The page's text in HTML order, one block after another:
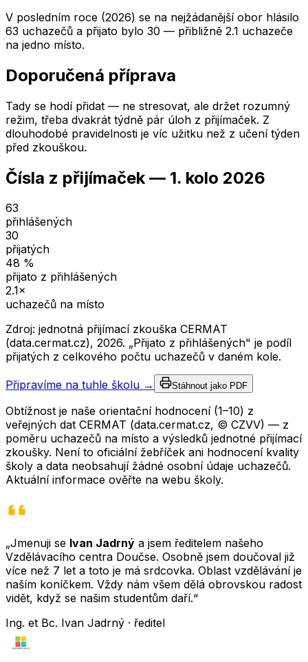
V posledním roce (2026) se na nejžádanější obor hlásilo
63 uchazečů a přijato bylo 30 — přibližně 2.1 uchazeče
na jedno místo.
Doporučená příprava
Tady se hodí přidat — ne stresovat, ale držet rozumný
režim, třeba dvakrát týdně pár úloh z přijímaček. Z
dlouhodobé pravidelnosti je víc užitku než z učení týden
před zkouškou.
Čísla z přijímaček — 1. kolo 2026
63
přihlášených
30
přijatých
48 %
přijato z přihlášených
2.1×
uchazečů na místo
Zdroj: jednotná přijímací zkouška CERMAT
(data.cermat.cz), 2026. „Přijato z přihlášených" je podíl
přijatých z celkového počtu uchazečů v daném kole.
Připravíme na tuhle školu → Stáhnout jako PDF
Obtížnost je naše orientační hodnocení (1–10) z
veřejných dat CERMAT (data.cermat.cz, © CZVV) — z
poměru uchazečů na místo a výsledků jednotné přijímací
zkoušky. Není to oficiální žebříček ani hodnocení kvality
školy a data neobsahují žádné osobní údaje uchazečů.
Aktuální informace ověřte na webu školy.
„Jmenuji se Ivan Jadrný a jsem ředitelem našeho
Vzdělávacího centra Doučse. Osobně jsem doučoval již
více než 7 let a toto je má srdcovka. Oblast vzdělávání je
naším koníčkem. Vždy nám všem dělá obrovskou radost
vidět, když se našim studentům daří.“
Ing. et Bc. Ivan Jadrný · ředitel